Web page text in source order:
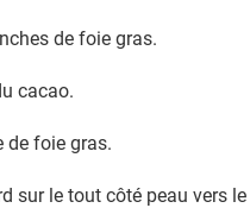
de foie gras.
cacao.
de foie gras.
sur le tout côté peau vers